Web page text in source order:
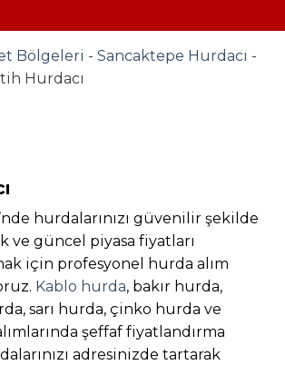
Bölgeleri - Sancaktepe Hurdacı -
Hurdacı
hurdalarınızı güvenilir şekilde
ve güncel piyasa fiyatları
için profesyonel hurda alım
Kablo hurda, bakır hurda,
sarı hurda, çinko hurda ve
şeffaf fiyatlandırma
adresinizde tartarak